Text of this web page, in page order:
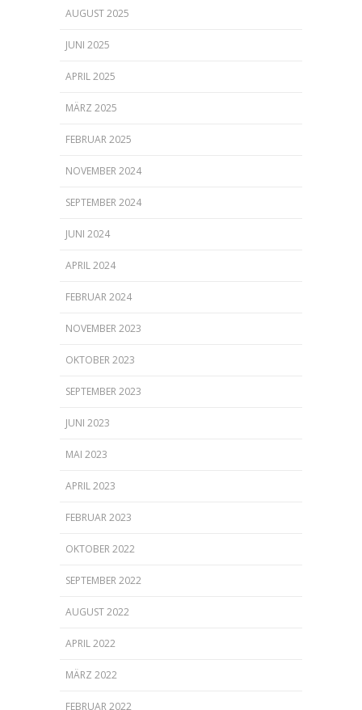
AUGUST 2025
JUNI 2025
APRIL 2025
MÄRZ 2025
FEBRUAR 2025
NOVEMBER 2024
SEPTEMBER 2024
JUNI 2024
APRIL 2024
FEBRUAR 2024
NOVEMBER 2023
OKTOBER 2023
SEPTEMBER 2023
JUNI 2023
MAI 2023
APRIL 2023
FEBRUAR 2023
OKTOBER 2022
SEPTEMBER 2022
AUGUST 2022
APRIL 2022
MÄRZ 2022
FEBRUAR 2022